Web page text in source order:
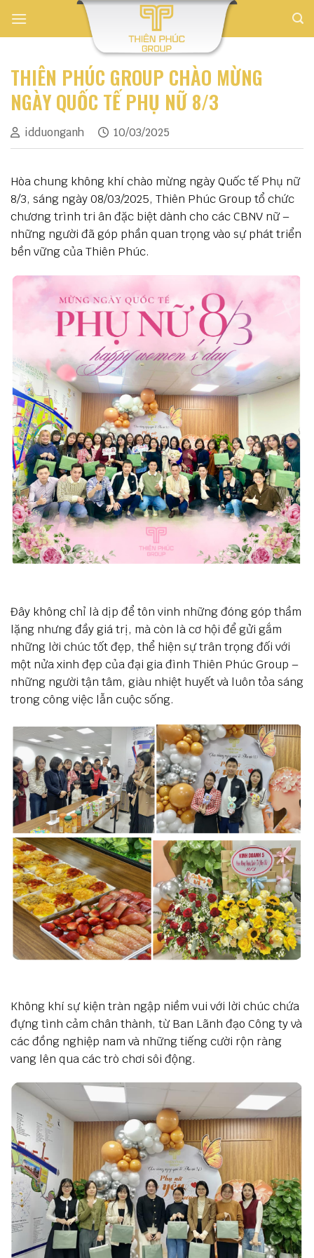
THIÊN PHÚC GROUP CHÀO MỪNG
NGÀY QUỐC TẾ PHỤ NỮ 8/3
idduonganh 10/03/2025
Hòa chung không khí chào mừng ngày Quốc tế Phụ nữ
8/3, sáng ngày 08/03/2025, Thiên Phúc Group tổ chức
chương trình tri ân đặc biệt dành cho các CBNV nữ –
những người đã góp phần quan trọng vào sự phát triển
bền vững của Thiên Phúc.
Đây không chỉ là dịp để tôn vinh những đóng góp thầm
lặng nhưng đầy giá trị, mà còn là cơ hội để gửi gắm
những lời chúc tốt đẹp, thể hiện sự trân trọng đối với
một nửa xinh đẹp của đại gia đình Thiên Phúc Group –
những người tận tâm, giàu nhiệt huyết và luôn tỏa sáng
trong công việc lẫn cuộc sống.
Không khí sự kiện tràn ngập niềm vui với lời chúc chứa
đựng tình cảm chân thành, từ Ban Lãnh đạo Công ty và
các đồng nghiệp nam và những tiếng cười rộn ràng
vang lên qua các trò chơi sôi động.